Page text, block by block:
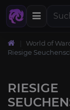
World of
Riesige
RIESIGE